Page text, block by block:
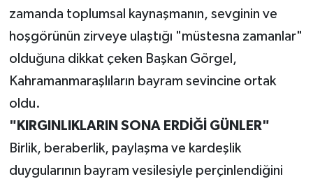
zamanda toplumsal kaynaşmanın, sevginin ve
hoşgörünün zirveye ulaştığı "müstesna zamanlar"
olduğuna dikkat çeken Başkan Görgel,
Kahramanmaraşlıların bayram sevincine ortak
oldu.
"KIRGINLIKLARIN SONA ERDİĞİ GÜNLER"
Birlik, beraberlik, paylaşma ve kardeşlik
duygularının bayram vesilesiyle perçinlendiğini